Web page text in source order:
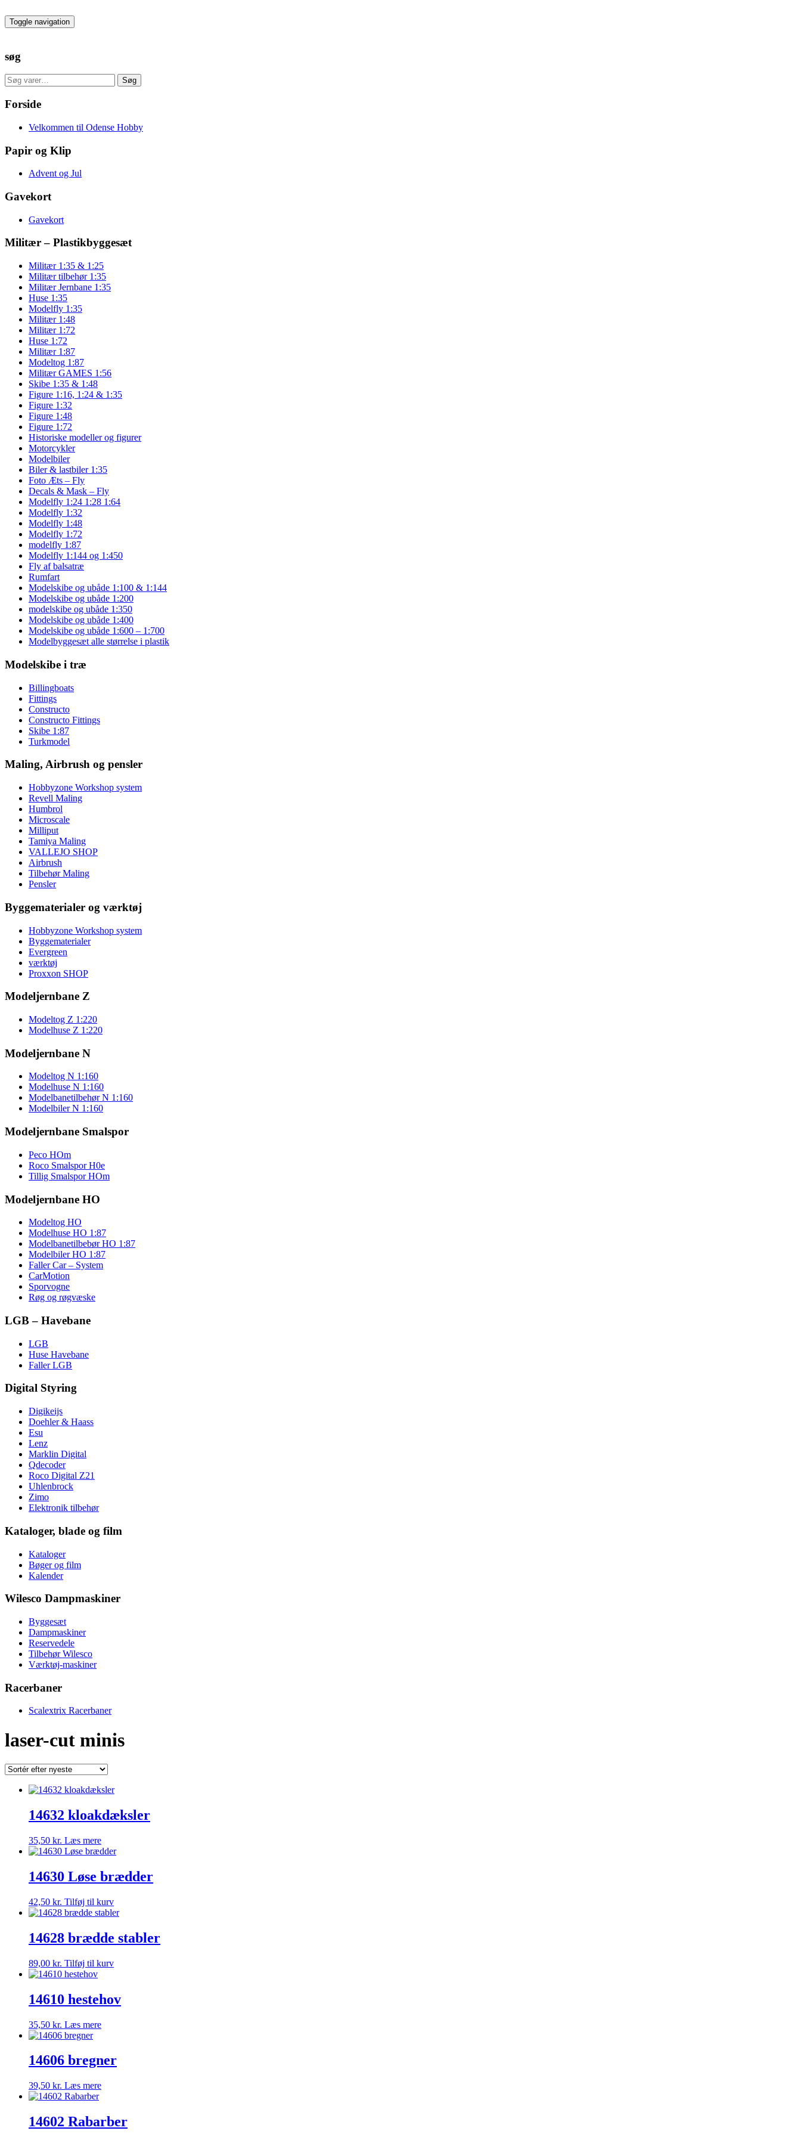
to
the
Toggle navigation
søg
Søg
efter:
Søg
Forside
Velkommen til Odense Hobby
Papir og Klip
Advent og Jul
Gavekort
Gavekort
Militær – Plastikbyggesæt
Militær 1:35 & 1:25
Militær tilbehør 1:35
Militær Jernbane 1:35
Huse 1:35
Modelfly 1:35
Militær 1:48
Militær 1:72
Huse 1:72
Militær 1:87
Modeltog 1:87
Militær GAMES 1:56
Skibe 1:35 & 1:48
Figure 1:16, 1:24 & 1:35
Figure 1:32
Figure 1:48
Figure 1:72
Historiske modeller og figurer
Motorcykler
Modelbiler
Biler & lastbiler 1:35
Foto Æts – Fly
Decals & Mask – Fly
Modelfly 1:24 1:28 1:64
Modelfly 1:32
Modelfly 1:48
Modelfly 1:72
modelfly 1:87
Modelfly 1:144 og 1:450
Fly af balsatræ
Rumfart
Modelskibe og ubåde 1:100 & 1:144
Modelskibe og ubåde 1:200
modelskibe og ubåde 1:350
Modelskibe og ubåde 1:400
Modelskibe og ubåde 1:600 – 1:700
Modelbyggesæt alle størrelse i plastik
Modelskibe i træ
Billingboats
Fittings
Constructo
Constructo Fittings
Skibe 1:87
Turkmodel
Maling, Airbrush og pensler
Hobbyzone Workshop system
Revell Maling
Humbrol
Microscale
Milliput
Tamiya Maling
VALLEJO SHOP
Airbrush
Tilbehør Maling
Pensler
Byggematerialer og værktøj
Hobbyzone Workshop system
Byggematerialer
Evergreen
værktøj
Proxxon SHOP
Modeljernbane Z
Modeltog Z 1:220
Modelhuse Z 1:220
Modeljernbane N
Modeltog N 1:160
Modelhuse N 1:160
Modelbanetilbehør N 1:160
Modelbiler N 1:160
Modeljernbane Smalspor
Peco HOm
Roco Smalspor H0e
Tillig Smalspor HOm
Modeljernbane HO
Modeltog HO
Modelhuse HO 1:87
Modelbanetilbebør HO 1:87
Modelbiler HO 1:87
Faller Car – System
CarMotion
Sporvogne
Røg og røgvæske
LGB – Havebane
LGB
Huse Havebane
Faller LGB
Digital Styring
Digikeijs
Doehler & Haass
Esu
Lenz
Marklin Digital
Qdecoder
Roco Digital Z21
Uhlenbrock
Zimo
Elektronik tilbehør
Kataloger, blade og film
Kataloger
Bøger og film
Kalender
Wilesco Dampmaskiner
Byggesæt
Dampmaskiner
Reservedele
Tilbehør Wilesco
Værktøj-maskiner
Racerbaner
Scalextrix Racerbaner
laser-cut minis
14632 kloakdæksler
35,50 kr. Læs mere
14630 Løse brædder
42,50 kr. Tilføj til kurv
14628 brædde stabler
89,00 kr. Tilføj til kurv
14610 hestehov
35,50 kr. Læs mere
14606 bregner
39,50 kr. Læs mere
14602 Rabarber